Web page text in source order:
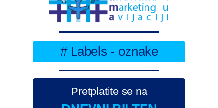
# Labels - oznake
Pretplatite se na